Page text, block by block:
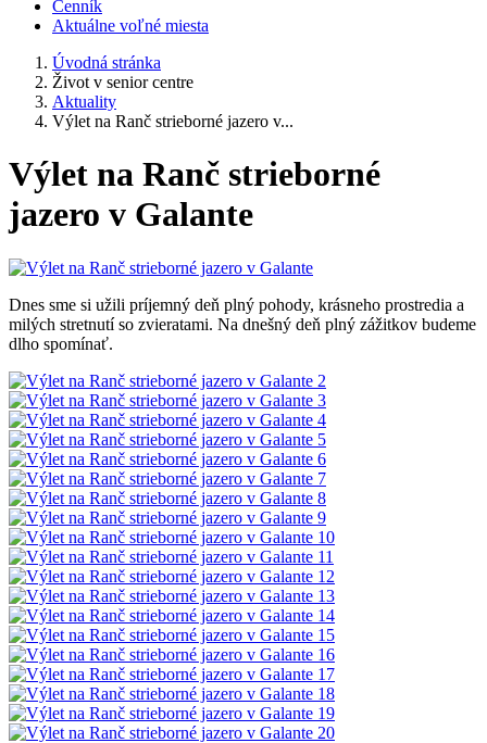
Cenník
Aktuálne voľné miesta
Úvodná stránka
Život v senior centre
Aktuality
Výlet na Ranč strieborné jazero v...
Výlet na Ranč strieborné
jazero v Galante
Dnes sme si užili príjemný deň plný pohody, krásneho prostredia a
milých stretnutí so zvieratami. Na dnešný deň plný zážitkov budeme
dlho spomínať.